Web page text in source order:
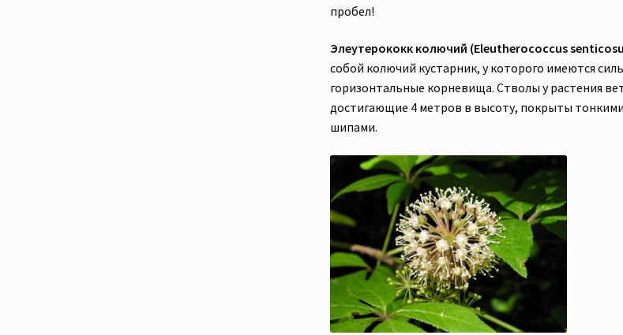
пробел!
Элеутерококк колючий (Eleutherococcus
собой колючий кустарник, у которого имеются
горизонтальные корневища. Стволы у растения
достигающие 4 метров в высоту, покрыты
шипами.